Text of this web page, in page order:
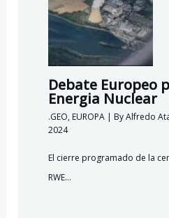
Debate Europeo
Energia Nuclear
.GEO, EUROPA| ByAlfredo
2024
El cierre programado de la
RWE…